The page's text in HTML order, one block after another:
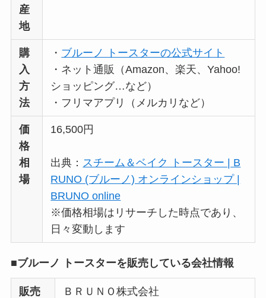
産
地
購
入
方
法
・ ブルーノ トースターの公式サイト
・ネット通販（Amazon、楽天、Yahoo!
ショッピング…など）
・フリマアプリ（メルカリなど）
価
格
相
場
16,500円
出典： スチーム＆ベイク トースター | B
RUNO (ブルーノ) オンラインショップ |
BRUNO online
※価格相場はリサーチした時点であり、
日々変動します
■ブルーノ トースターを販売している会社情報
販売
ＢＲＵＮＯ株式会社